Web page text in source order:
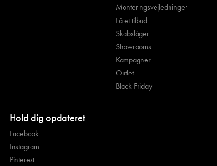
Monteringsvejledninger
Få et tilbud
Skabslåger
Showrooms
Kampagner
Outlet
Black Friday
Hold dig opdateret
Facebook
Instagram
Pinterest